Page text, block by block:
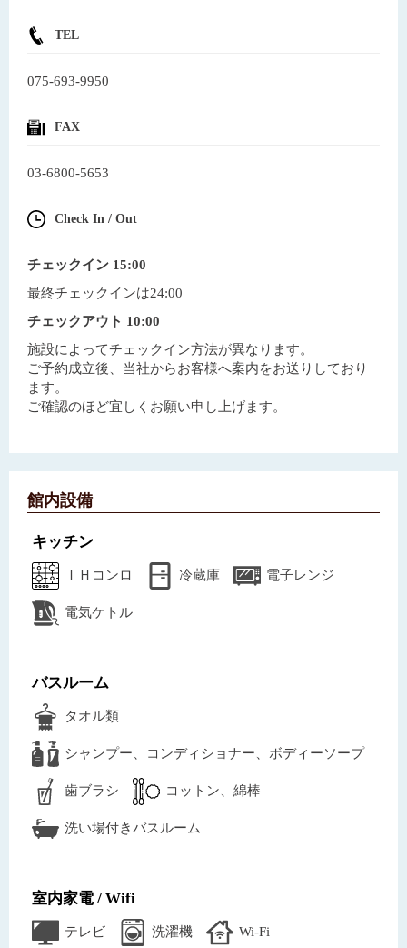
TEL
075-693-9950
FAX
03-6800-5653
Check In / Out
チェックイン 15:00
最終チェックインは24:00
チェックアウト 10:00
施設によってチェックイン方法が異なります。
ご予約成立後、当社からお客様へ案内をお送りしており
ます。
ご確認のほど宜しくお願い申し上げます。
館内設備
キッチン
ＩＨコンロ 冷蔵庫 電子レンジ
電気ケトル
バスルーム
タオル類
シャンプー、コンディショナー、ボディーソープ
歯ブラシ コットン、綿棒
洗い場付きバスルーム
室内家電 / Wifi
テレビ 洗濯機 Wi-Fi